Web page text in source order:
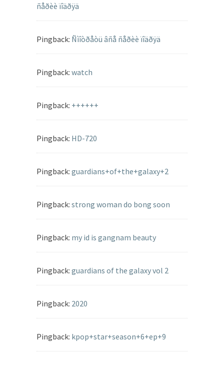
ñåðèè ïîäðÿä
Pingback: Ñìîòðåòü âñå ñåðèè ïîäðÿä
Pingback: watch
Pingback: ++++++
Pingback: HD-720
Pingback: guardians+of+the+galaxy+2
Pingback: strong woman do bong soon
Pingback: my id is gangnam beauty
Pingback: guardians of the galaxy vol 2
Pingback: 2020
Pingback: kpop+star+season+6+ep+9